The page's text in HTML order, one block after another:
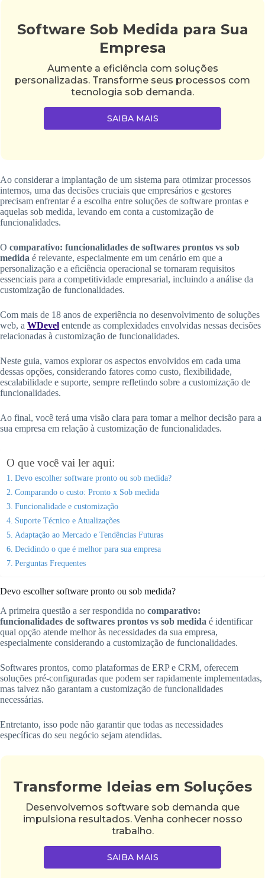
Software Sob Medida para Sua
Empresa
Aumente a eficiência com soluções
personalizadas. Transforme seus processos com
tecnologia sob demanda.
SAIBA MAIS
Ao considerar a implantação de um sistema para otimizar processos
internos, uma das decisões cruciais que empresários e gestores
precisam enfrentar é a escolha entre soluções de software prontas e
aquelas sob medida, levando em conta a customização de
funcionalidades.
O comparativo: funcionalidades de softwares prontos vs sob
medida é relevante, especialmente em um cenário em que a
personalização e a eficiência operacional se tornaram requisitos
essenciais para a competitividade empresarial, incluindo a análise da
customização de funcionalidades.
Com mais de 18 anos de experiência no desenvolvimento de soluções
web, a WDevel entende as complexidades envolvidas nessas decisões
relacionadas à customização de funcionalidades.
Neste guia, vamos explorar os aspectos envolvidos em cada uma
dessas opções, considerando fatores como custo, flexibilidade,
escalabilidade e suporte, sempre refletindo sobre a customização de
funcionalidades.
Ao final, você terá uma visão clara para tomar a melhor decisão para a
sua empresa em relação à customização de funcionalidades.
O que você vai ler aqui:
Devo escolher software pronto ou sob medida?
Comparando o custo: Pronto x Sob medida
Funcionalidade e customização
Suporte Técnico e Atualizações
Adaptação ao Mercado e Tendências Futuras
Decidindo o que é melhor para sua empresa
Perguntas Frequentes
Devo escolher software pronto ou sob medida?
A primeira questão a ser respondida no comparativo:
funcionalidades de softwares prontos vs sob medida é identificar
qual opção atende melhor às necessidades da sua empresa,
especialmente considerando a customização de funcionalidades.
Softwares prontos, como plataformas de ERP e CRM, oferecem
soluções pré-configuradas que podem ser rapidamente implementadas,
mas talvez não garantam a customização de funcionalidades
necessárias.
Entretanto, isso pode não garantir que todas as necessidades
específicas do seu negócio sejam atendidas.
Transforme Ideias em Soluções
Desenvolvemos software sob demanda que
impulsiona resultados. Venha conhecer nosso
trabalho.
SAIBA MAIS